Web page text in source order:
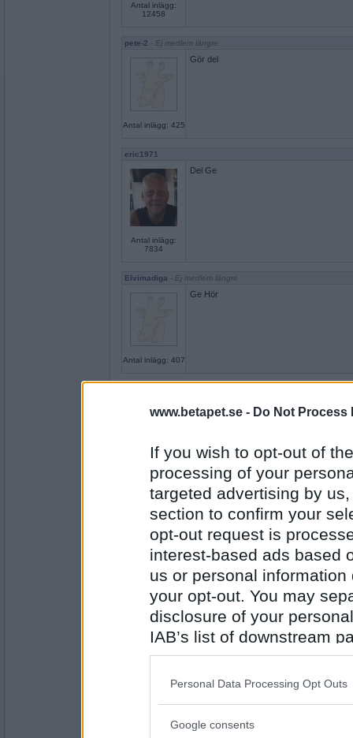
www.betapet.se - Do Not Process
If you wish to opt-out of
processing of your
targeted advertising by
section to confirm your
opt-out request is
interest-based ads based
us or personal
your opt-out. You may
disclosure of your
IAB’s list of downstream
also be disclosed by us
Downstream Participants
Please note that this
Personal Data Processing Opt Outs
Google consents
Antal inlägg:
12458
pete-2 - Ej medlem längre
Antal inlägg: 425
Gör del
eric1971
Antal inlägg:
7834
Del Ge
Elvimadiga - Ej medlem längre
Antal inlägg: 407
Ge Hör
Antal inlägg:
7834
Antal inlägg: 11
Hör sel
Antal inlägg:
Sel ar